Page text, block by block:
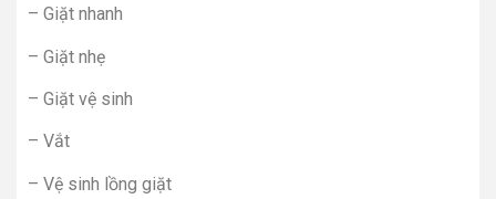
– Giặt nhanh
– Giặt nhẹ
– Giặt vệ sinh
– Vắt
– Vệ sinh lồng giặt